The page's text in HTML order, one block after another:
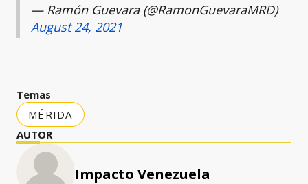
— Ramón Guevara (@RamonGuevaraMRD)
August 24, 2021
Temas
MÉRIDA
AUTOR
Impacto Venezuela